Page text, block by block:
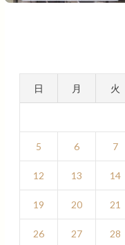
日 月 火
5 6 7
12 13 14
19 20 21
26 27 28